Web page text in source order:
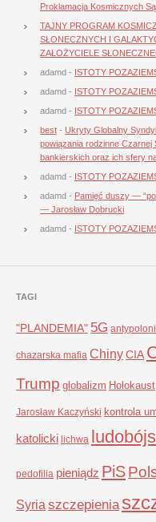
Proklamacja Kosmicznych
TAJNY PROGRAM
SŁONECZNYCH I
ZAŁOŻYCIELE
adamd - ISTOTY
adamd - ISTOTY
adamd - ISTOTY
best - Ukryty Globalny
powiązania rodzinne
bankierskich oraz ich sfery
adamd - ISTOTY
adamd - Pamięć duszy —
— Jarosław Dobrucki
adamd - ISTOTY
TAGI
"PLANDEMIA" 5G
chazarska mafia ChinyCIA
Trump globalizm Holokaust
Jarosław Kaczyński kontrola
katolicki lichwa
pedofilia pieniądz PiS
Syria szczepienia